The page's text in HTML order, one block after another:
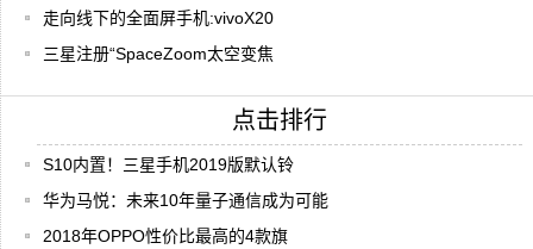
走向线下的全面屏手机:vivoX20
三星注册“SpaceZoom太空变焦
点击排行
S10内置！三星手机2019版默认铃
华为马悦：未来10年量子通信成为可能
2018年OPPO性价比最高的4款旗